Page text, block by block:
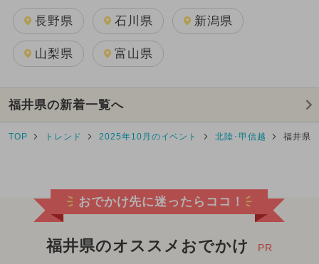
長野県 石川県 新潟県
山梨県 富山県
福井県の新着一覧へ
TOP トレンド 2025年10月のイベント 北陸･甲信越 福井県
おでかけ先に迷ったらココ！
福井県のオススメおでかけ PR